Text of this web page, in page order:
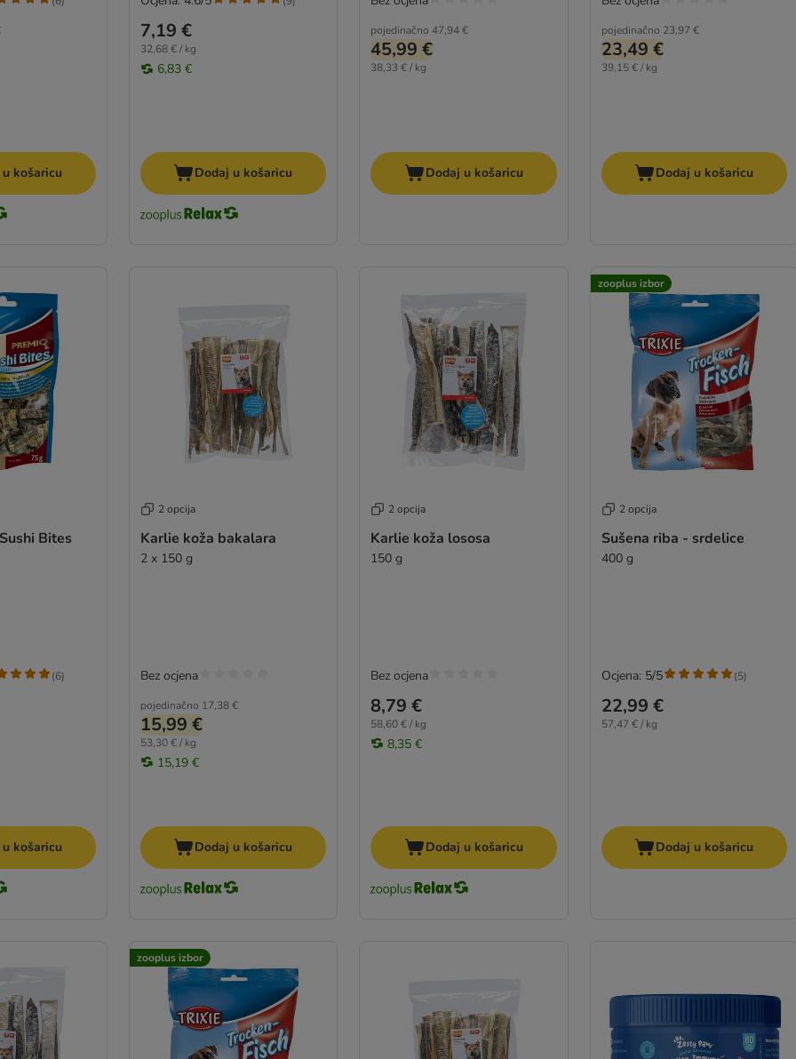
košaricu
7,19 €
32,68 € / kg
6,83 €
Dodaj u košaricu
pojedinačno 47,94 €
45,99 €
38,33 € / kg
Dodaj u košaricu
pojedinačno 23,97 €
23,49 €
39,15 € / kg
Dodaj u košaricu
Bites
(6)
košaricu
2 opcija
Karlie koža bakalara
2 x 150 g
pojedinačno 17,38 €
15,99 €
53,30 € / kg
15,19 €
Bez ocjena
Dodaj u košaricu
2 opcija
Karlie koža lososa
150 g
8,79 €
58,60 € / kg
8,35 €
Bez ocjena
Dodaj u košaricu
zooplus izbor
2 opcija
Sušena riba - srdelice
400 g
22,99 €
57,47 € / kg
Ocjena: 5/5 (5)
Dodaj u košaricu
zooplus izbor